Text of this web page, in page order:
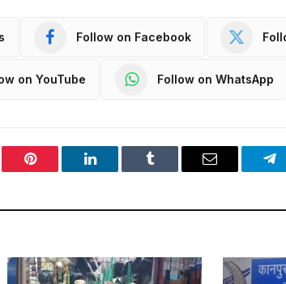
Follow on Facebook
on YouTube Follow on WhatsApp
Pinterest LinkedIn Tumblr Email